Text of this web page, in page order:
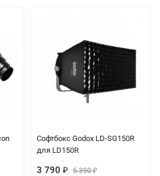
Софтбокс Godox LD-SG150R
для LD150R
3 790 ₽ 5 390₽